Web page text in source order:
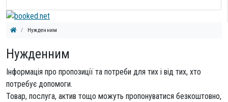
Нужденним
Нужденним
Інформація про пропозиції та потреби для тих і від тих, хто
потребує допомоги.
Товар, послуга, актив тощо можуть пропонуватися безкоштовно,